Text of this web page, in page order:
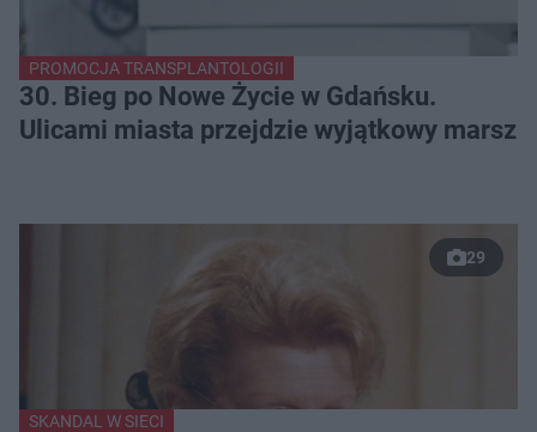
PROMOCJA TRANSPLANTOLOGII
30. Bieg po Nowe Życie w Gdańsku.
Ulicami miasta przejdzie wyjątkowy marsz
29
SKANDAL W SIECI